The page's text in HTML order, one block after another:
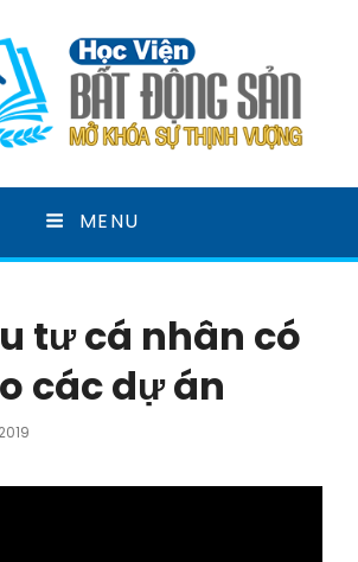
BẤT ĐỘNG
MENU
tư cá nhân có
các dự án